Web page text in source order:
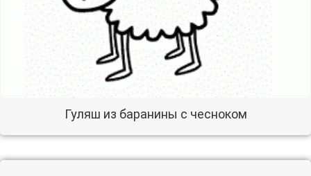
Гуляш из баранины с чесноком